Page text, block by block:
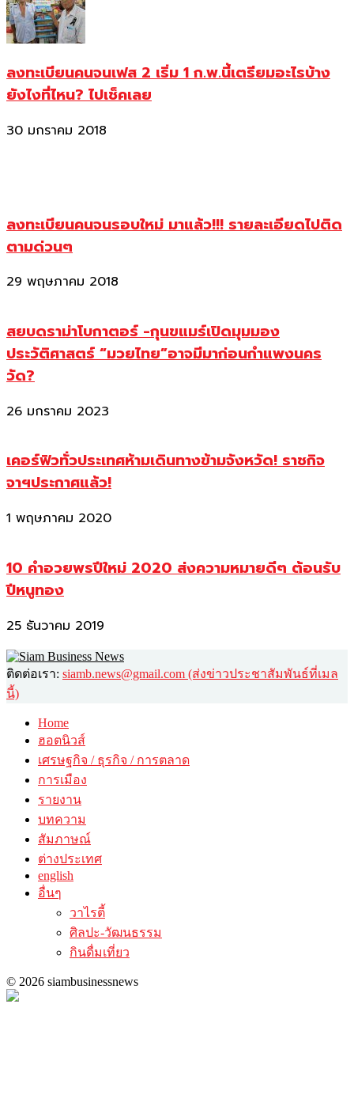
ลงทะเบียนคนจนเฟส 2 เริ่ม 1 ก.พ.นี้เตรียมอะไรบ้าง
ยังไงที่ไหน? ไปเช็คเลย
30 มกราคม 2018
ลงทะเบียนคนจนรอบใหม่ มาแล้ว!!! รายละเอียดไปติด
ตามด่วนๆ
29 พฤษภาคม 2018
สยบดราม่าโบกาตอร์ -กุนขแมร์เปิดมุมมอง
ประวัติศาสตร์ “มวยไทย”อาจมีมาก่อนกำแพงนคร
วัด?
26 มกราคม 2023
เคอร์ฟิวทั่วประเทศห้ามเดินทางข้ามจังหวัด! ราชกิจ
จาฯประกาศแล้ว!
1 พฤษภาคม 2020
10 คำอวยพรปีใหม่ 2020 ส่งความหมายดีๆ ต้อนรับ
ปีหนูทอง
25 ธันวาคม 2019
ติดต่อเรา: siamb.news@gmail.com (ส่งข่าวประชาสัมพันธ์ที่เมล
นี้)
Home
ฮอตนิวส์
เศรษฐกิจ / ธุรกิจ / การตลาด
การเมือง
รายงาน
บทความ
สัมภาษณ์
ต่างประเทศ
english
อื่นๆ
วาไรตี้
ศิลปะ-วัฒนธรรม
กินดื่มเที่ยว
© 2026 siambusinessnews